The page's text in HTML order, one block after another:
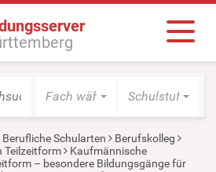
Fach wählen Schulstufe
Berufliche Schularten
Berufskolleg
Teilzeitform
Kaufmännische
– besondere Bildungsgänge für